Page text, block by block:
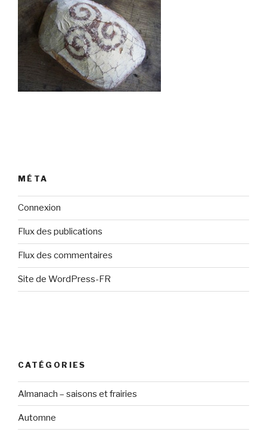
MÉTA
Connexion
Flux des publications
Flux des commentaires
Site de WordPress-FR
CATÉGORIES
Almanach – saisons et frairies
Automne